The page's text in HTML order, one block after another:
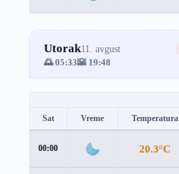
Utorak11. avgust
🌅 05:33🌇 19:48
Sat Vreme Temperatura
00:00 20.3°C